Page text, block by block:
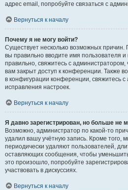
адрес email, попробуйте связаться с
Вернуться к началу
Почему я не могу войти?
Существует несколько возможных причин.
вы правильно вводите имя пользователя
правильно, свяжитесь с
вам закрыт доступ к конференции. Также
в конфигурации конференции, свяжитесь
исправления настроек.
Вернуться к началу
Я давно зарегистрирован, но больше не
Возможно, администратор по какой-то
удалил вашу учётную запись. Кроме того,
периодически удаляют пользователей,
оставляющих сообщения, чтобы
это произошло, попробуйте
участвовать в дискуссиях.
Вернуться к началу